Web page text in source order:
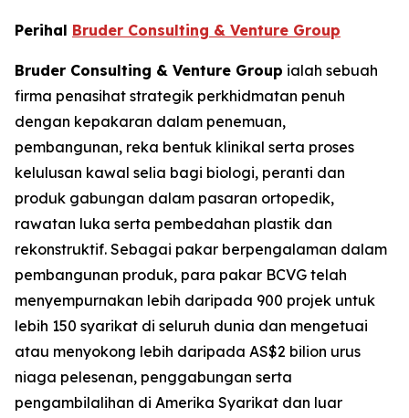
Perihal Bruder Consulting & Venture Group
Bruder Consulting & Venture Group ialah sebuah
firma penasihat strategik perkhidmatan penuh
dengan kepakaran dalam penemuan,
pembangunan, reka bentuk klinikal serta proses
kelulusan kawal selia bagi biologi, peranti dan
produk gabungan dalam pasaran ortopedik,
rawatan luka serta pembedahan plastik dan
rekonstruktif. Sebagai pakar berpengalaman dalam
pembangunan produk, para pakar BCVG telah
menyempurnakan lebih daripada 900 projek untuk
lebih 150 syarikat di seluruh dunia dan mengetuai
atau menyokong lebih daripada AS$2 bilion urus
niaga pelesenan, penggabungan serta
pengambilalihan di Amerika Syarikat dan luar